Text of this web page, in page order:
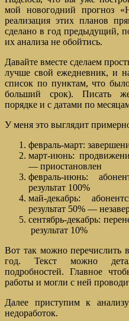
мой новогодний прогноз
реализация этих планов
сделано в год предыдущий,
их анализа не обойтись.
Давайте вместе сделаем
лучше свой ежедневник, и
список по пунктам, что
больший срок). Писать
порядке и с датами по
У меня это выглядит
февраль-март:
март-июнь:
— приостановлен
февраль-июнь:
результат 100%
май-декабрь:
результат 50% —
сентябрь-декабрь:
результат 10%
Вот так можно перечислить
год. Текст можно
подробностей. Главное
работы и могли с ней
Далее приступим к
недоработок.